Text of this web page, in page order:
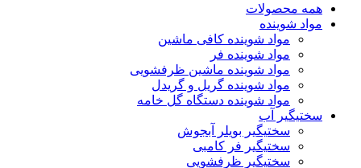
همه محصولات
مواد شوینده
مواد شوینده کافی ماشین
مواد شوینده فر
مواد شوینده ماشین ظرفشویی
مواد شوینده گریل و گریدل
مواد شوینده دستگاه گل خامه
سختیگیر آب
سختیگیر بویلر آبجوش
سختیگیر فر کامبی
سختیگیر ظرفشویی